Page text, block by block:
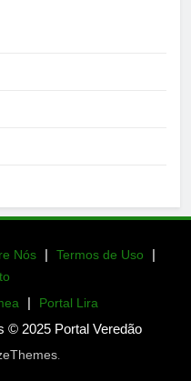
Nós | Termos de Uso |
| Portal Lira
© 2025 Portal Veredão
.